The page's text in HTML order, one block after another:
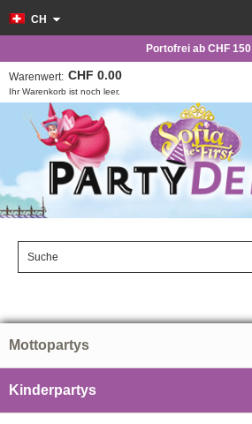
CH
Ihr Warenkorb ist noch leer.
Warenwert: CHF 0.00
Portofrei ab CHF 150
Mottopartys
Kinderpartys